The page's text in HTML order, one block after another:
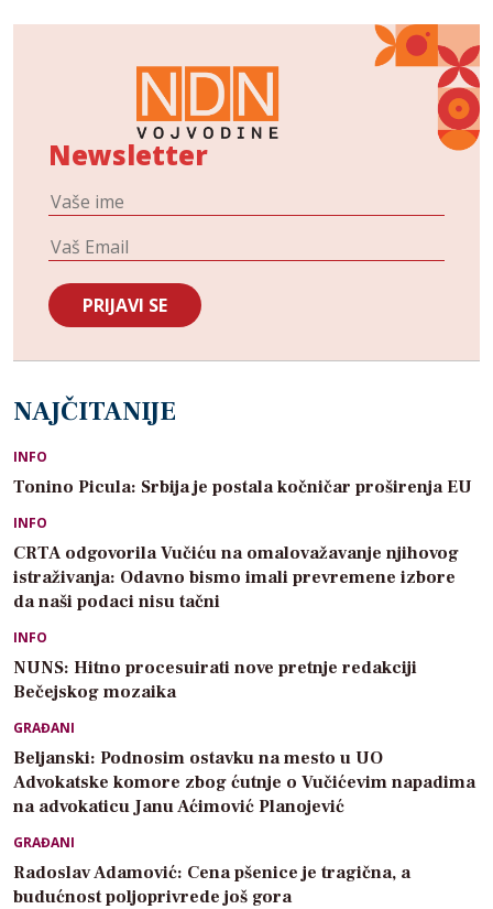
Newsletter
NAJČITANIJE
INFO
Tonino Picula: Srbija je postala kočničar proširenja EU
INFO
CRTA odgovorila Vučiću na omalovažavanje njihovog
istraživanja: Odavno bismo imali prevremene izbore
da naši podaci nisu tačni
INFO
NUNS: Hitno procesuirati nove pretnje redakciji
Bečejskog mozaika
GRAĐANI
Beljanski: Podnosim ostavku na mesto u UO
Advokatske komore zbog ćutnje o Vučićevim napadima
na advokaticu Janu Aćimović Planojević
GRAĐANI
Radoslav Adamović: Cena pšenice je tragična, a
budućnost poljoprivrede još gora